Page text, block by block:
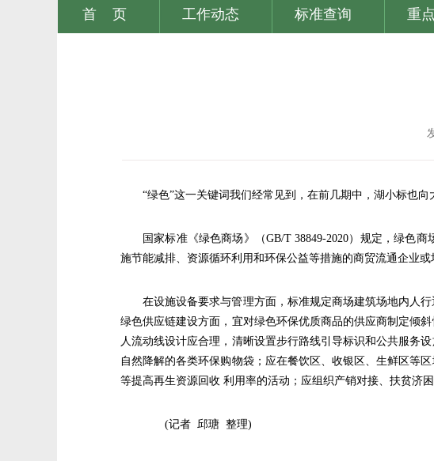
首 页 工作动态 标准查询 重
“绿色”这一关键词我们经常见到，在前几期中，湖小标也
国家标准《绿色商场》（GB/T 38849-2020）规定，绿色
施节能减排、资源循环利用和环保公益等措施的商贸流通企业或
在设施设备要求与管理方面，标准规定商场建筑场地内人
绿色供应链建设方面，宜对绿色环保优质商品的供应商制定倾
人流动线设计应合理，清晰设置步行路线引导标识和公共服务
自然降解的各类环保购物袋；应在餐饮区、收银区、生鲜区等
等提高再生资源回收 利用率的活动；应组织产销对接、扶贫济困
(记者 邱瑭 整理)